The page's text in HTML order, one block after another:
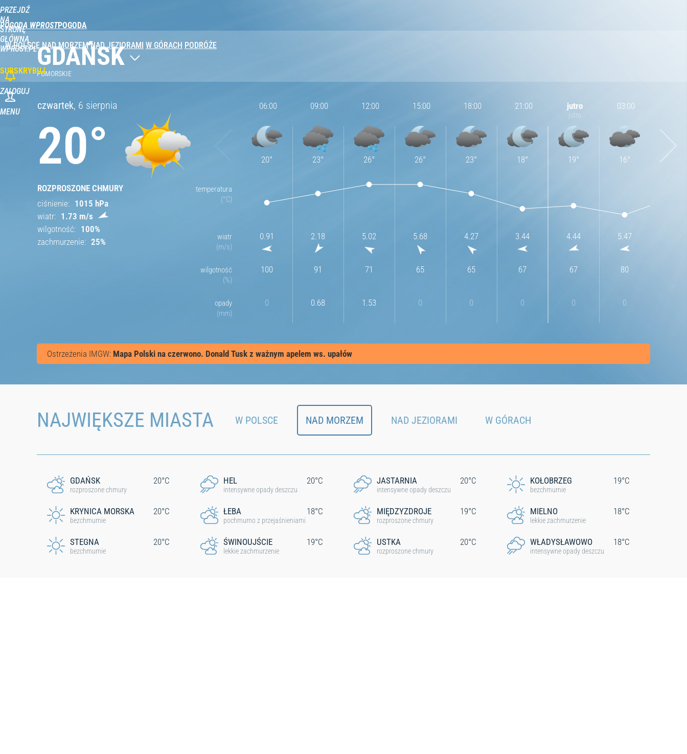
PRZEJDŹ
NA
STRONĘ
GŁÓWNĄ
WPROST.PL
POGODA WPROST
W POLSCE NAD MORZEM NAD JEZIORAMI W GÓRACH PODRÓŻE
SUBSKRYBUJ
ZALOGUJ
MENU
GDAŃSK
POMORSKIE
czwartek, 6 sierpnia
ROZPROSZONE CHMURY
20°
ciśnienie 1015 hPa
wiatr
1.73 m/s
wilgotność
100%
zachmurzenie
25%
06:00
20°
0.91
100
0
09:00
23°
2.18
91
0.68
12:00
26°
5.02
71
1.53
15:00
26°
5.68
65
0
18:00
23°
4.27
65
0
21:00
18°
3.44
67
0
jutro
jutro
19°
4.44
67
0
03:00
16°
5.47
80
0
temperatura
°C
wiatr
m/s
wilgotność
%
opady
mm
Ostrzeżenia IMGW: Mapa Polski na czerwono. Donald Tusk z ważnym apelem ws. upałów
NAJWIĘKSZE MIASTA W POLSCE NAD MORZEM NAD JEZIORAMI W GÓRACH
GDAŃSK 20°C
rozproszone chmury
HEL 20°C
intensywne opady deszczu
JASTARNIA 20°C
intensywne opady deszczu
KOŁOBRZEG 19°C
bezchmurnie
KRYNICA MORSKA 20°C
bezchmurnie
ŁEBA 18°C
pochmurno z przejaśnieniami
MIĘDZYZDROJE 19°C
rozproszone chmury
MIELNO 18°C
lekkie zachmurzenie
STEGNA 20°C
bezchmurnie
ŚWINOUJŚCIE 19°C
lekkie zachmurzenie
USTKA 20°C
rozproszone chmury
WŁADYSŁAWOWO 18°C
intensywne opady deszczu